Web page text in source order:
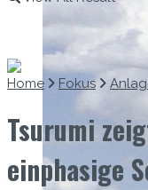
Home Fokus
Tsurumi
einphasige